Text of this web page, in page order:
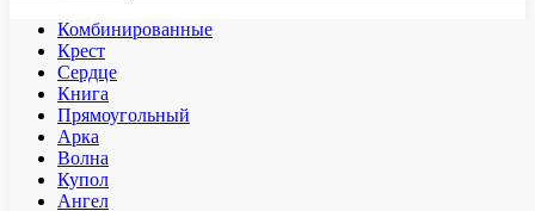
Комбинированные
Крест
Сердце
Книга
Прямоугольный
Арка
Волна
Купол
Ангел